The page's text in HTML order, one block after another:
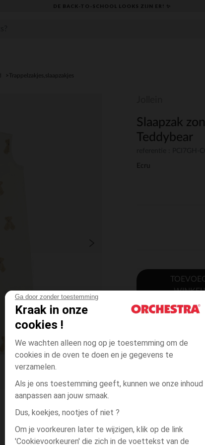
Ga door zonder toestemming
Kraak in onze
cookies !
We wachten alleen nog op je toestemming om de
cookies in de oven te doen en je gegevens te
verzamelen.
Als je ons toestemming geeft, kunnen we onze inhoud
aanpassen aan jouw smaak.
Dus, koekjes, nootjes of niet ?
Om je voorkeuren later te wijzigen, klik op de link
'Cookievoorkeuren' die zich in de voettekst van de
DE BACK-TO-SCHOOL LOOKS ZIJN ER! ✨
Trappelzakjes,slaapzakjes
Slaapzak
Teddybear
Ecru
BESCHIKBAARE
levering aan